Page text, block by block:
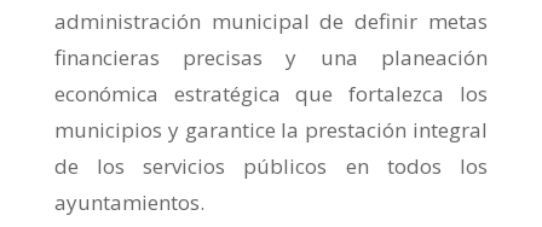
administración municipal de definir metas
financieras precisas y una planeación
económica estratégica que fortalezca los
municipios y garantice la prestación integral
de los servicios públicos en todos los
ayuntamientos.